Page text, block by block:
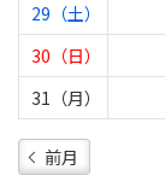
29（土）
30（日）
31（月）
前月